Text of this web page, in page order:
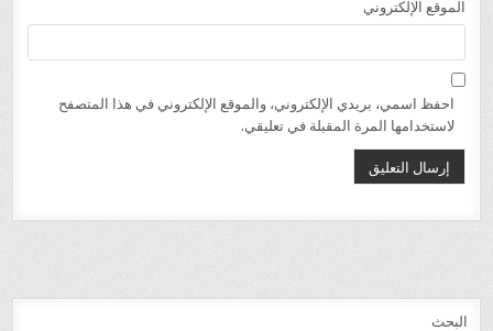
الموقع الإلكتروني
احفظ اسمي، بريدي الإلكتروني، والموقع الإلكتروني في هذا المتصفح
لاستخدامها المرة المقبلة في تعليقي.
البحث